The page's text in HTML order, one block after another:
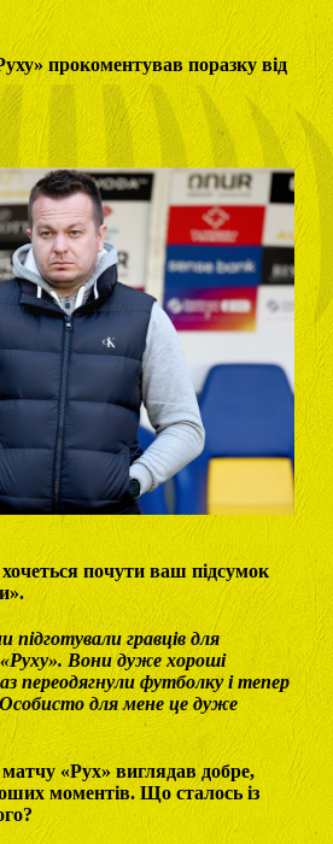
прокоментував поразку від
хочеться почути ваш підсумок
гравців для
Вони дуже хороші
переодягнули футболку і тепер
для мене це дуже
«Рух» виглядав добре,
моментів. Що сталось із